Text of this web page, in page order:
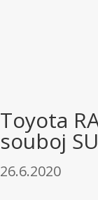
Toyota
souboj
26.6.2020